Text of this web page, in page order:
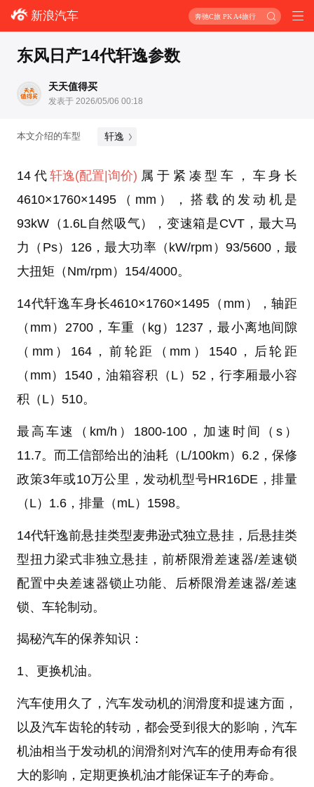
新浪汽车 奔驰C旅 PK A4旅行
东风日产14代轩逸参数
天天值得买
发表于 2026/05/06 00:18
本文介绍的车型 轩逸
14代轩逸(配置|询价) 属于紧凑型车，车身长
4610×1760×1495（mm），搭载的发动机是
93kW（1.6L自然吸气），变速箱是CVT，最大马
力（Ps）126，最大功率（kW/rpm）93/5600，最
大扭矩（Nm/rpm）154/4000。
14代轩逸车身长4610×1760×1495（mm），轴距
（mm）2700，车重（kg）1237，最小离地间隙
（mm）164，前轮距（mm）1540，后轮距
（mm）1540，油箱容积（L）52，行李厢最小容
积（L）510。
最高车速（km/h）1800-100，加速时间（s）
11.7。而工信部给出的油耗（L/100km）6.2，保修
政策3年或10万公里，发动机型号HR16DE，排量
（L）1.6，排量（mL）1598。
14代轩逸前悬挂类型麦弗逊式独立悬挂，后悬挂类
型扭力梁式非独立悬挂，前桥限滑差速器/差速锁
配置中央差速器锁止功能、后桥限滑差速器/差速
锁、车轮制动。
揭秘汽车的保养知识：
1、更换机油。
汽车使用久了，汽车发动机的润滑度和提速方面，
以及汽车齿轮的转动，都会受到很大的影响，汽车
机油相当于发动机的润滑剂对汽车的使用寿命有很
大的影响，定期更换机油才能保证车子的寿命。